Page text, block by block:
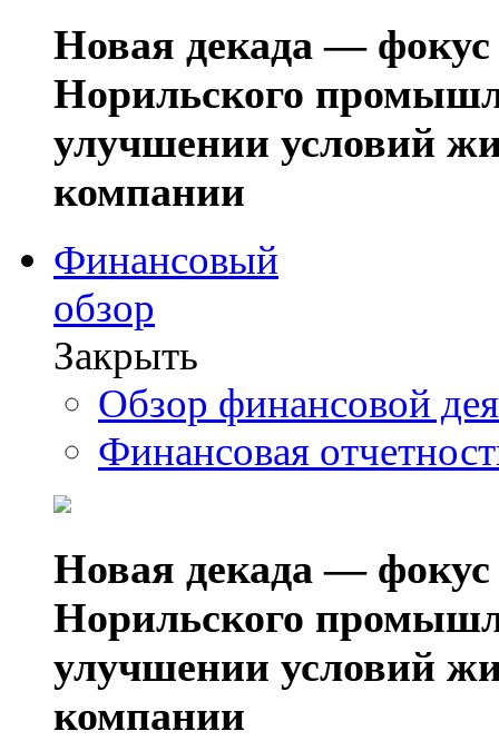
Новая декада — фокус
Норильского
улучшении условий
компании
Финансовый
обзор
Закрыть
Обзор финансовой
Финансовая
Новая декада — фокус
Норильского
улучшении условий
компании